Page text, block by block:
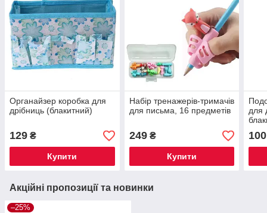
Органайзер коробка для
дрібниць (блакитний)
129 ₴
Купити
Набір тренажерів-тримачів
для письма, 16 предметів
249₴
Купити
для
100
Акційні пропозиції та новинки
–25%